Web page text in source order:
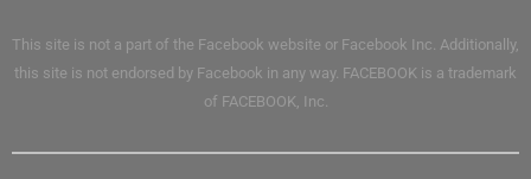
This site is not a part of the Facebook website or Facebook Inc. Additionally,
this site is not endorsed by Facebook in any way. FACEBOOK is a trademark
of FACEBOOK, Inc.